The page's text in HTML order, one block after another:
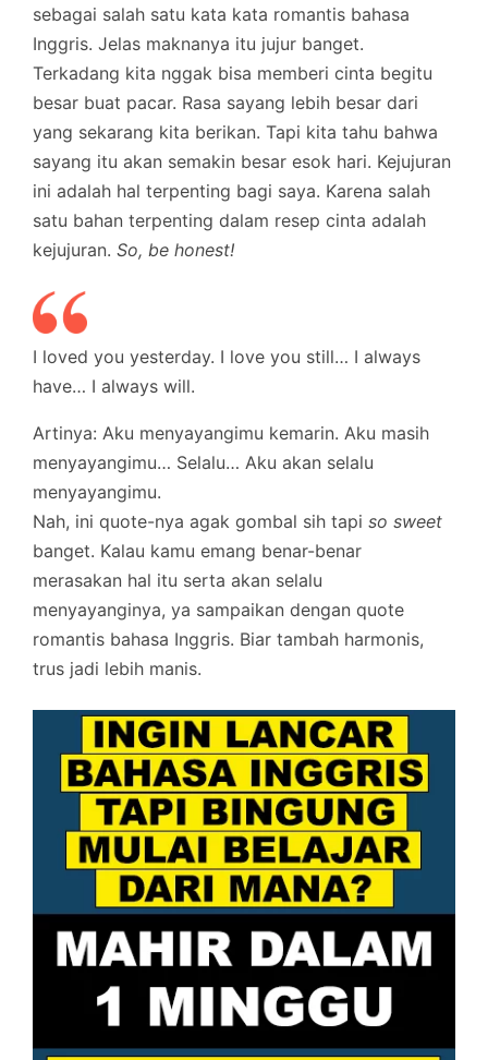
sebagai salah satu kata kata romantis bahasa
Inggris. Jelas maknanya itu jujur banget.
Terkadang kita nggak bisa memberi cinta begitu
besar buat pacar. Rasa sayang lebih besar dari
yang sekarang kita berikan. Tapi kita tahu bahwa
sayang itu akan semakin besar esok hari. Kejujuran
ini adalah hal terpenting bagi saya. Karena salah
satu bahan terpenting dalam resep cinta adalah
kejujuran. So, be honest!
I loved you yesterday. I love you still… I always
have… I always will.
Artinya: Aku menyayangimu kemarin. Aku masih
menyayangimu… Selalu… Aku akan selalu
menyayangimu.
Nah, ini quote-nya agak gombal sih tapi so sweet
banget. Kalau kamu emang benar-benar
merasakan hal itu serta akan selalu
menyayanginya, ya sampaikan dengan quote
romantis bahasa Inggris. Biar tambah harmonis,
trus jadi lebih manis.